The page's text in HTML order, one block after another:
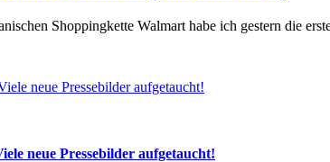
Shoppingkette Walmart habe ich gestern die
neue Pressebilder aufgetaucht!